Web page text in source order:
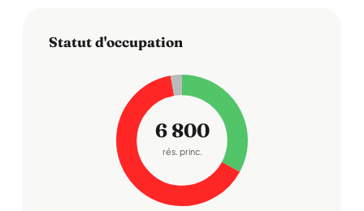
Statut d'occupation
6 800
rés. princ.